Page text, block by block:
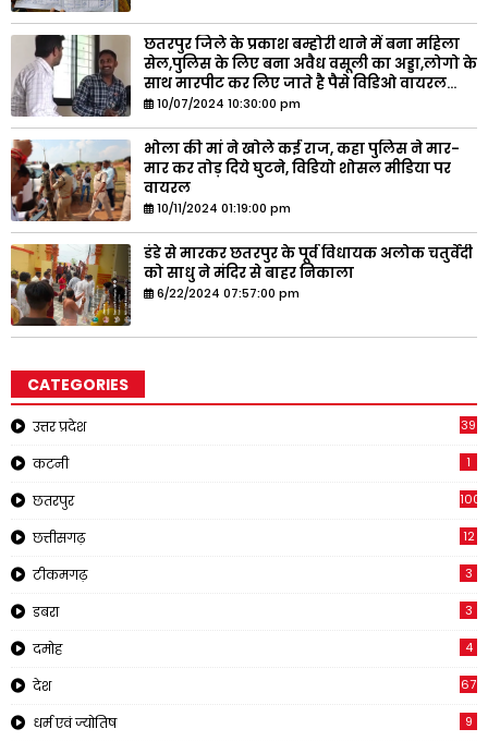
छतरपुर जिले के प्रकाश बम्होरी थाने में बना महिला
सेल,पुलिस के लिए बना अवैध वसूली का अड्डा,लोगो के
साथ मारपीट कर लिए जाते है पैसे विडिओ वायरल...
10/07/2024 10:30:00 pm
भोला की मां ने खोले कई राज, कहा पुलिस ने मार-
मार कर तोड़ दिये घुटने, विडियो शोसल मीडिया पर
वायरल
10/11/2024 01:19:00 pm
डंडे से मारकर छतरपुर के पूर्व विधायक अलोक चतुर्वेदी
को साधु ने मंदिर से बाहर निकाला
6/22/2024 07:57:00 pm
CATEGORIES
उत्तर प्रदेश 39
कटनी 1
छतरपुर 1001
छत्तीसगढ़ 12
टीकमगढ़ 3
डबरा 3
दमोह 4
देश 67
धर्म एवं ज्योतिष 9